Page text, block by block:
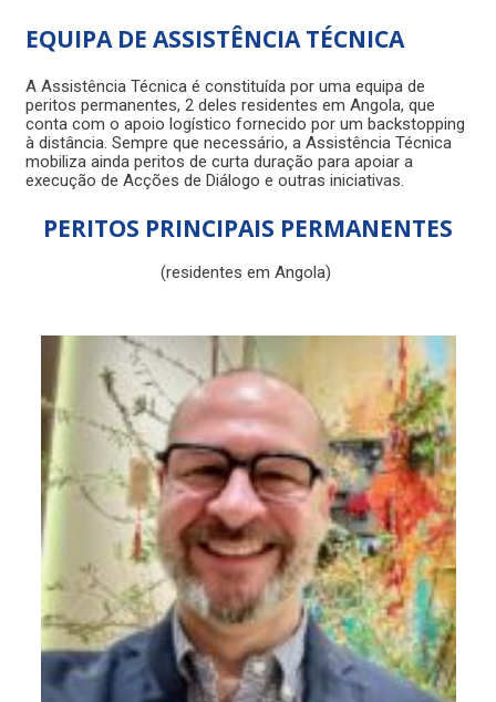
EQUIPA DE ASSISTÊNCIA TÉCNICA
A Assistência Técnica é constituída por uma equipa de
peritos permanentes, 2 deles residentes em Angola, que
conta com o apoio logístico fornecido por um backstopping
à distância. Sempre que necessário, a Assistência Técnica
mobiliza ainda peritos de curta duração para apoiar a
execução de Acções de Diálogo e outras iniciativas.
PERITOS PRINCIPAIS PERMANENTES
(residentes em Angola)